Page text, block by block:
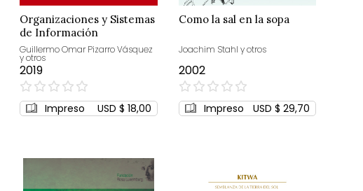
Organizaciones y Sistemas
de Información
Guillermo Omar Pizarro Vásquez
y otros
2019
0%
Impreso USD $ 18,00
Como la sal en la sopa
Joachim Stahl y otros
2002
0%
Impreso USD $ 29,70